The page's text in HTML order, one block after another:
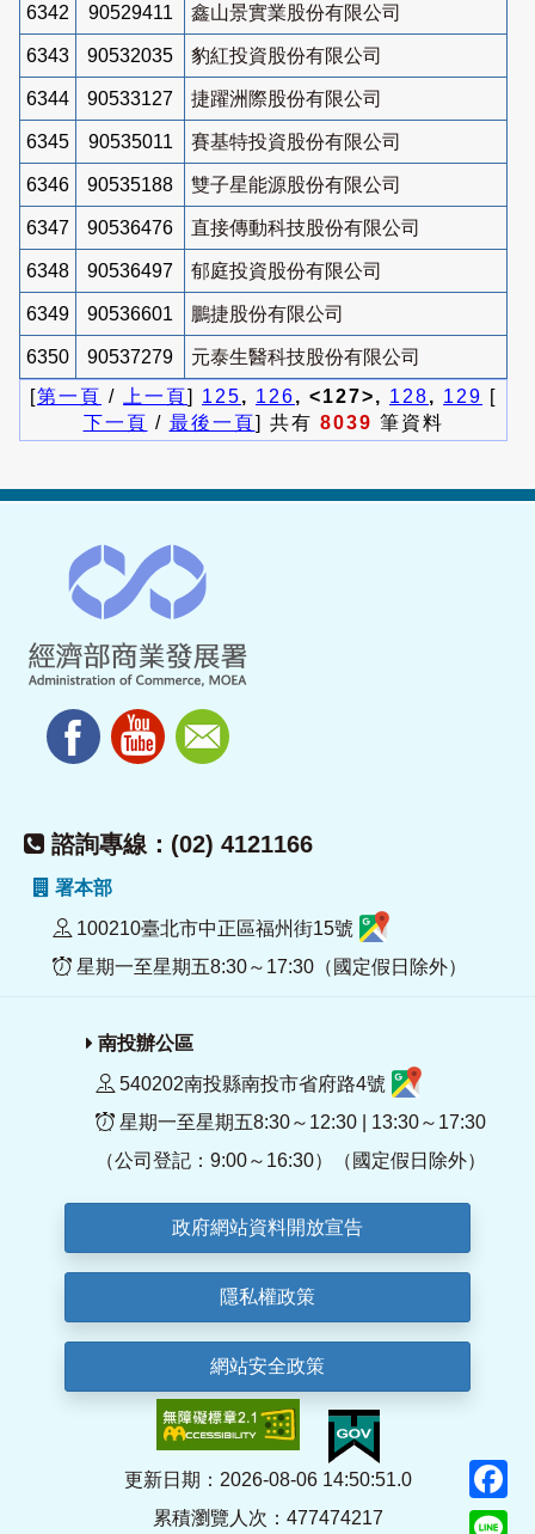
6342 90529411 鑫山景實業股份有限公司
6343 90532035 豹紅投資股份有限公司
6344 90533127 捷躍洲際股份有限公司
6345 90535011 賽基特投資股份有限公司
6346 90535188 雙子星能源股份有限公司
6347 90536476 直接傳動科技股份有限公司
6348 90536497 郁庭投資股份有限公司
6349 90536601 鵬捷股份有限公司
6350 90537279
元泰生醫科技股份有限公司
[第一頁 / 上一頁] 125, 126, <127>, 128, 129 [
下一頁 / 最後一頁] 共有 8039 筆資料
諮詢專線：(02) 4121166
署本部
100210臺北市中正區福州街15號
星期一至星期五8:30～17:30（國定假日除外）
南投辦公區
540202南投縣南投市省府路4號
星期一至星期五8:30～12:30 | 13:30～17:30
（公司登記：9:00～16:30）（國定假日除外）
政府網站資料開放宣告
隱私權政策
網站安全政策
更新日期：2026-08-06 14:50:51.0
累積瀏覽人次：477474217